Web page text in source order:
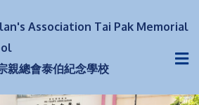
Association Tai Pak Memorial
親總會泰伯紀念學校